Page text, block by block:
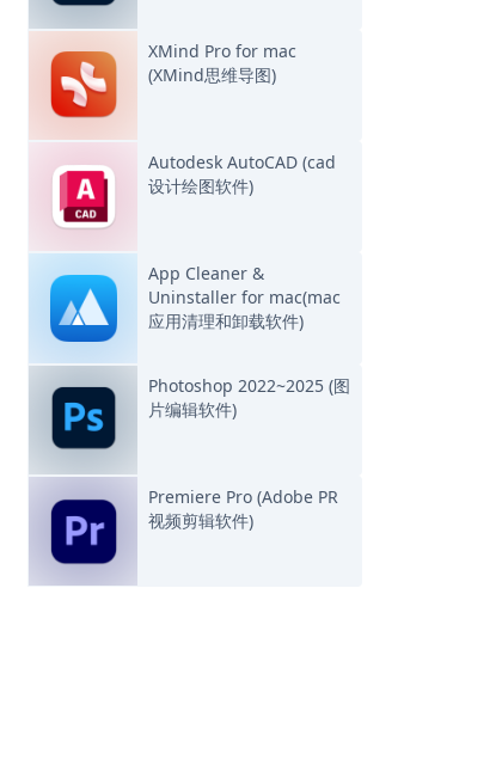
XMind Pro for mac
(XMind思维导图)
Autodesk AutoCAD (cad
设计绘图软件)
App Cleaner &
Uninstaller for mac(mac
应用清理和卸载软件)
Photoshop 2022~2025 (图
片编辑软件)
Premiere Pro (Adobe PR
视频剪辑软件)